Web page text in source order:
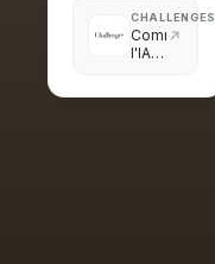
CHALLENGES
Comment
l'IA